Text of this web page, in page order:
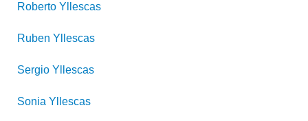
Roberto Yllescas
Ruben Yllescas
Sergio Yllescas
Sonia Yllescas